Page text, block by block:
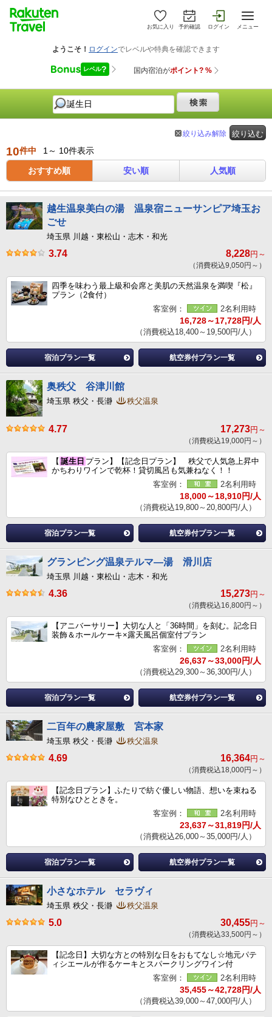
お気に入り 予約確認 ログイン メニュー
絞り込む
絞り込み解除
10件中 1～ 10件表示
おすすめ順 安い順 人気順
越生温泉美白の湯 温泉宿ニューサンピア埼玉お
ごせ
埼玉県 川越・東松山・志木・和光
3.74 8,228円～
（消費税込9,050円～）
四季を味わう最上級和会席と美肌の天然温泉を満喫『松』
プラン（2食付）
客室例：
2名利用時
16,728～17,728円/人
（消費税込18,400～19,500円/人）
宿泊プラン一覧 航空券付プラン一覧
奥秩父 谷津川館
埼玉県 秩父・長瀞 秩父温泉
4.77 17,273円～
（消費税込19,000円～）
【 誕生日 プラン】【記念日プラン】 秩父で人気急上昇中
かちわりワインで乾杯！貸切風呂も気兼ねなく！！
客室例：
2名利用時
18,000～18,910円/人
（消費税込19,800～20,800円/人）
宿泊プラン一覧 航空券付プラン一覧
グランピング温泉テルマ―湯 滑川店
埼玉県 川越・東松山・志木・和光
4.36 15,273円～
（消費税込16,800円～）
【アニバーサリー】大切な人と「36時間」を刻む。記念日
装飾＆ホールケーキ×露天風呂個室付プラン
客室例：
2名利用時
26,637～33,000円/人
（消費税込29,300～36,300円/人）
宿泊プラン一覧 航空券付プラン一覧
二百年の農家屋敷 宮本家
埼玉県 秩父・長瀞 秩父温泉
4.69 16,364円～
（消費税込18,000円～）
【記念日プラン】ふたりで紡ぐ優しい物語、想いを束ねる
特別なひとときを。
客室例：
2名利用時
23,637～31,819円/人
（消費税込26,000～35,000円/人）
宿泊プラン一覧 航空券付プラン一覧
小さなホテル セラヴィ
埼玉県 秩父・長瀞 秩父温泉
5.0 30,455円～
（消費税込33,500円～）
【記念日】大切な方との特別な日をおもてなし☆地元パテ
ィシエールが作るケーキとスパークリングワイン付
客室例：
2名利用時
35,455～42,728円/人
（消費税込39,000～47,000円/人）